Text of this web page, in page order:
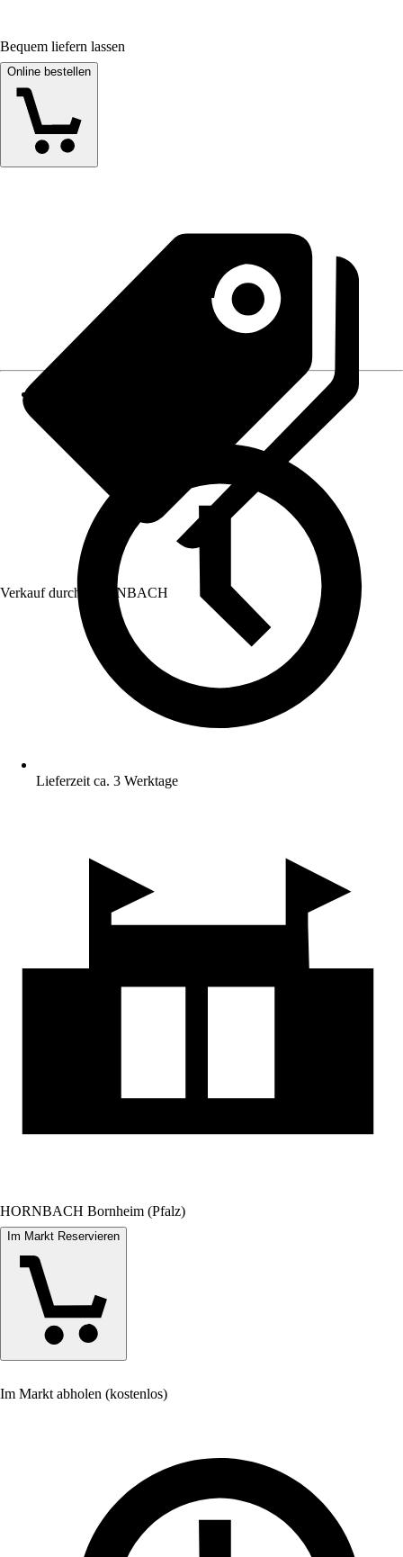
Bequem liefern lassen
Online bestellen
Verkauf durch: HORNBACH
Lieferzeit ca. 3 Werktage
HORNBACH Bornheim (Pfalz)
Im Markt Reservieren
Im Markt abholen (kostenlos)